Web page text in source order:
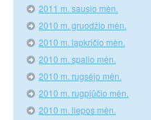
2011 m. sausio mėn.
2010 m. gruodžio mėn.
2010 m. lapkričio mėn.
2010 m. spalio mėn.
2010 m. rugsėjo mėn.
2010 m. rugpjūčio mėn.
2010 m. liepos mėn.